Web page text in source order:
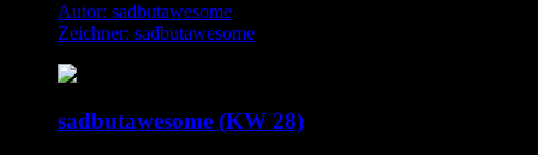
Autor: sadbutawesome
Zeichner: sadbutawesome
sadbutawesome (KW 28)